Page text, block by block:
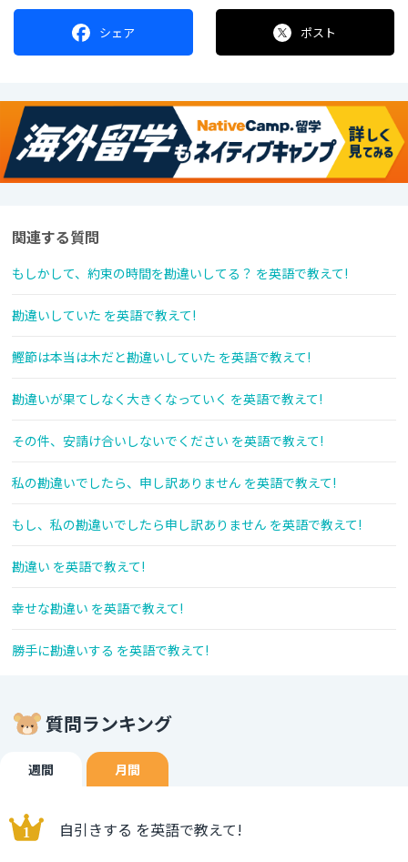
シェア ポスト
関連する質問
もしかして、約束の時間を勘違いしてる？ を英語で教えて!
勘違いしていた を英語で教えて!
鰹節は本当は木だと勘違いしていた を英語で教えて!
勘違いが果てしなく大きくなっていく を英語で教えて!
その件、安請け合いしないでください を英語で教えて!
私の勘違いでしたら、申し訳ありません を英語で教えて!
もし、私の勘違いでしたら申し訳ありません を英語で教えて!
勘違い を英語で教えて!
幸せな勘違い を英語で教えて!
勝手に勘違いする を英語で教えて!
質問ランキング
週間 月間
自引きする を英語で教えて!